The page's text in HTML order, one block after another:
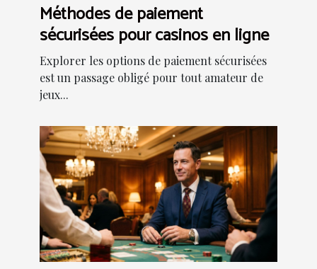
Méthodes de paiement
sécurisées pour casinos en ligne
Explorer les options de paiement sécurisées
est un passage obligé pour tout amateur de
jeux...